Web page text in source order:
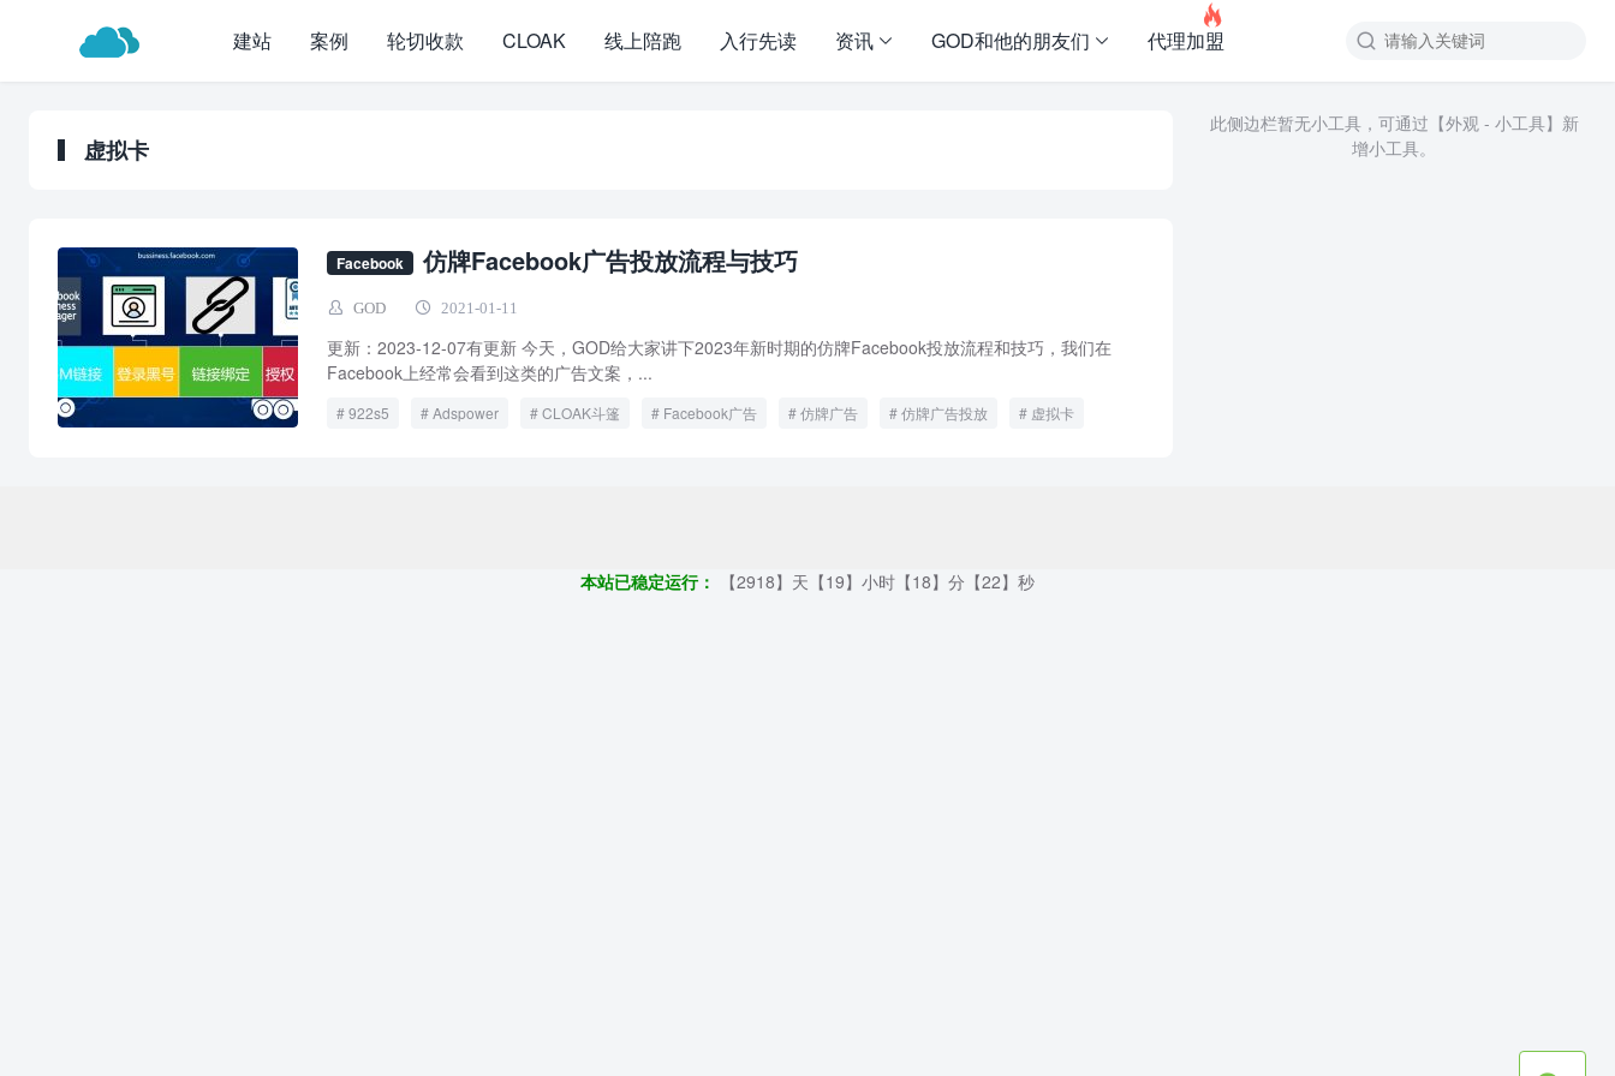
建站 案例 轮切收款 CLOAK 线上陪跑 入行先读 资讯 GOD和他的朋友们 代理加盟

虚拟卡
Facebook 仿牌Facebook广告投放流程与技巧
GOD 2021-01-11
更新：2023-12-07有更新 今天，GOD给大家讲下2023年新时期的仿牌Facebook投放流程和技巧，我们在
Facebook上经常会看到这类的广告文案，...
922s5 Adspower CLOAK斗篷 Facebook广告 仿牌广告 仿牌广告投放 虚拟卡
此侧边栏暂无小工具，可通过【外观 - 小工具】新
增小工具。
本站已稳定运行： 【2918】天【19】小时【18】分【23】秒